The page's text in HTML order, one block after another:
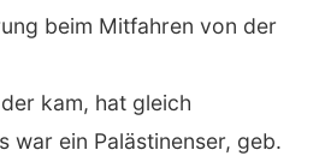
beim Mitfahren von der
kam, hat gleich
war ein Palästinenser, geb.